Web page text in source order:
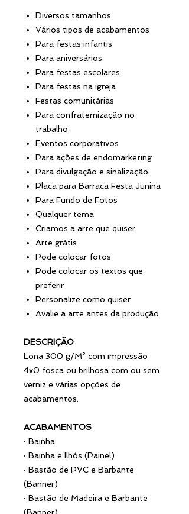
Diversos tamanhos
Vários tipos de acabamentos
Para festas infantis
Para aniversários
Para festas escolares
Para festas na igreja
Festas comunitárias
Para confraternização no
trabalho
Eventos corporativos
Para ações de endomarketing
Para divulgação e sinalização
Placa para Barraca Festa Junina
Para Fundo de Fotos
Qualquer tema
Criamos a arte que quiser
Arte grátis
Pode colocar fotos
Pode colocar os textos que
preferir
Personalize como quiser
Avalie a arte antes da produção
DESCRIÇÃO
Lona 300 g/M² com impressão
4x0 fosca ou brilhosa com ou sem
verniz e várias opções de
acabamentos.
ACABAMENTOS
· Bainha
· Bainha e Ilhós (Painel)
· Bastão de PVC e Barbante
(Banner)
· Bastão de Madeira e Barbante
(Banner)